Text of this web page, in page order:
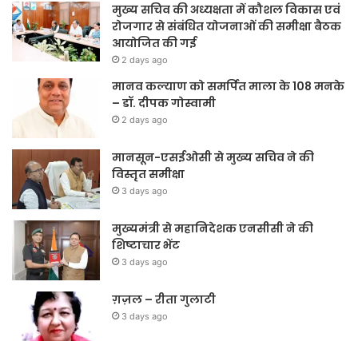
मुख्य सचिव की अध्यक्षता में कौशल विकास एवं
रोजगार से संबंधित योजनाओं की समीक्षा बैठक
आयोजित की गई
2 days ago
मानव कल्याण को समर्पित माला के 108 मनके
– डॉ. दीपक गोस्वामी
2 days ago
मानसून-एसईओसी से मुख्य सचिव ने की
विस्तृत समीक्षा
3 days ago
मुख्यमंत्री से महानिदेशक एनसीसी ने की
शिष्टाचार भेंट
3 days ago
ग़ज़ल – रीता गुलाटी
3 days ago